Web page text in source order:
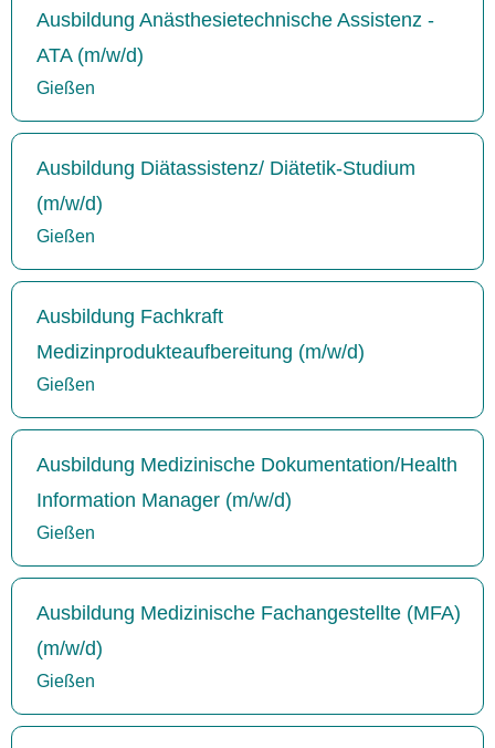
Ausbildung Anästhesietechnische Assistenz -
ATA (m/w/d)
Gießen
Ausbildung Diätassistenz/ Diätetik-Studium
(m/w/d)
Gießen
Ausbildung Fachkraft
Medizinprodukteaufbereitung (m/w/d)
Gießen
Ausbildung Medizinische Dokumentation/Health
Information Manager (m/w/d)
Gießen
Ausbildung Medizinische Fachangestellte (MFA)
(m/w/d)
Gießen